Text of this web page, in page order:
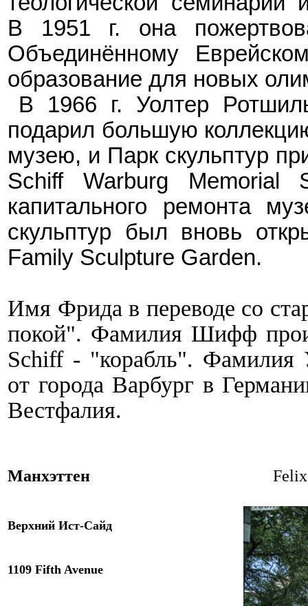
В 1951 г. она
Объединённому
образование для новых
В 1966
г. Уолтер
подарил большую
музею, и Парк скульптур
Schiff Warburg Memorial
капитального ремонта
скульптур был вновь
Family Sculpture Garden.
Имя Фрида в переводе со
покой". Фамилия Шифф
Schiff - "корабль". Фамилия
от города Варбург в
Вестфалия.
Манхэттен
Верхний Ист-Сайд
1109 Fifth Avenue